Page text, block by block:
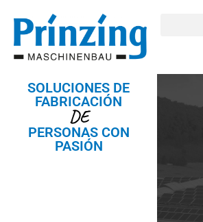
SOLUCIONES DE
FABRICACIÓN
DE
PERSONAS CON
PASIÓN